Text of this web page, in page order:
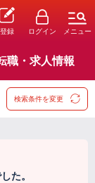
登録 ログイン メニュー
職・求人情報
検索条件を変更
た。